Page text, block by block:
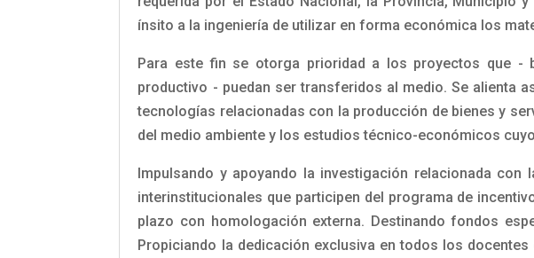
ínsito a la ingeniería de utilizar en forma económica los
Para este fin se otorga prioridad a los proyectos que -
productivo - puedan ser transferidos al medio. Se alienta
tecnologías relacionadas con la producción de bienes y
del medio ambiente y los estudios técnico-económicos
Impulsando y apoyando la investigación relacionada
interinstitucionales que participen del programa de
plazo con homologación externa. Destinando fondos
Propiciando la dedicación exclusiva en todos los